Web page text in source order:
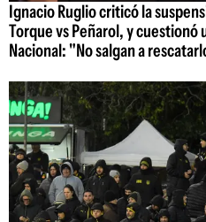
Ignacio Ruglio criticó la
Torque vs Peñarol, y
Nacional: "No salgan a